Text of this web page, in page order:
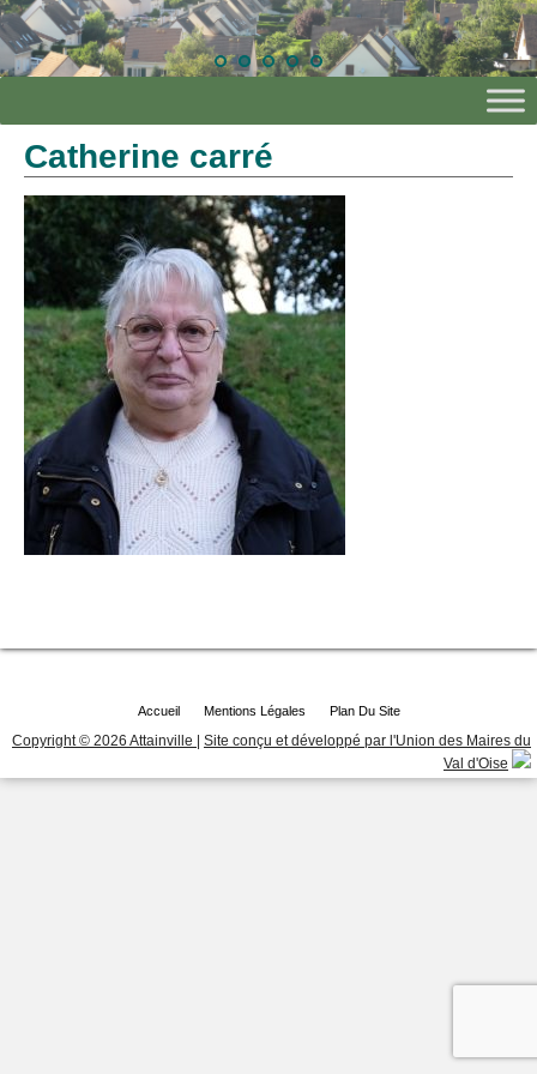
Catherine carré
Accueil Mentions Légales Plan Du Site
Copyright © 2026 Attainville | Site conçu et développé par l'Union des Maires du
Val d'Oise